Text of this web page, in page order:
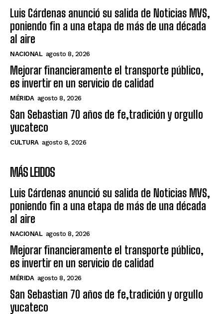
Luis Cárdenas anunció su salida de Noticias MVS,
poniendo fin a una etapa de más de una década
al aire
NACIONAL agosto 8, 2026
Mejorar financieramente el transporte público,
es invertir en un servicio de calidad
MÉRIDA agosto 8, 2026
San Sebastian 70 años de fe,tradición y orgullo
yucateco
CULTURA agosto 8, 2026
MÁS LEIDOS
Luis Cárdenas anunció su salida de Noticias MVS,
poniendo fin a una etapa de más de una década
al aire
NACIONAL agosto 8, 2026
Mejorar financieramente el transporte público,
es invertir en un servicio de calidad
MÉRIDA agosto 8, 2026
San Sebastian 70 años de fe,tradición y orgullo
yucateco